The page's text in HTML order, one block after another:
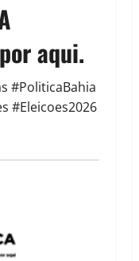
aqui.
#PoliticaBahia
#Eleicoes2026